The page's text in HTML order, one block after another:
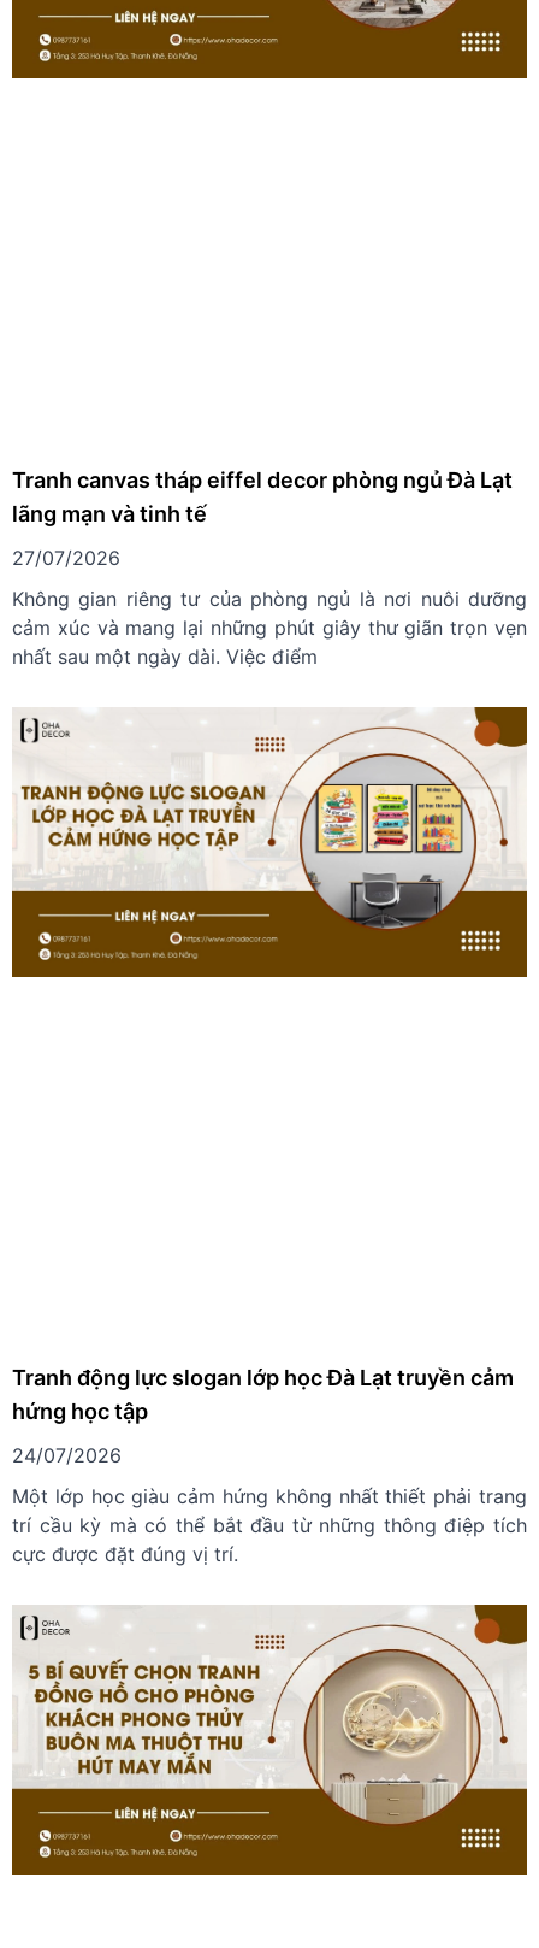
Tranh canvas tháp eiffel decor phòng ngủ Đà Lạt
lãng mạn và tinh tế
27/07/2026
Không gian riêng tư của phòng ngủ là nơi nuôi dưỡng
cảm xúc và mang lại những phút giây thư giãn trọn vẹn
nhất sau một ngày dài. Việc điểm
Tranh động lực slogan lớp học Đà Lạt truyền cảm
hứng học tập
24/07/2026
Một lớp học giàu cảm hứng không nhất thiết phải trang
trí cầu kỳ mà có thể bắt đầu từ những thông điệp tích
cực được đặt đúng vị trí.